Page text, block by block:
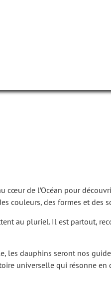
cœur de l’Océan pour
couleurs, des formes et des
au pluriel. Il est partout,
les dauphins seront nos
universelle qui résonne en